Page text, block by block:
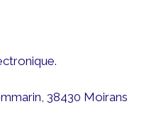
38430 Moirans